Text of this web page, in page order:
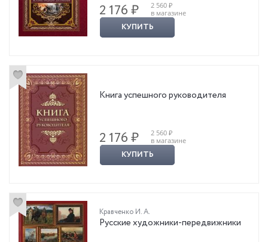
2 176 ₽
2 560 ₽
в магазине
КУПИТЬ
Книга успешного руководителя
2 176 ₽
2 560 ₽
в магазине
КУПИТЬ
Кравченко И. А.
Русские художники-передвижники